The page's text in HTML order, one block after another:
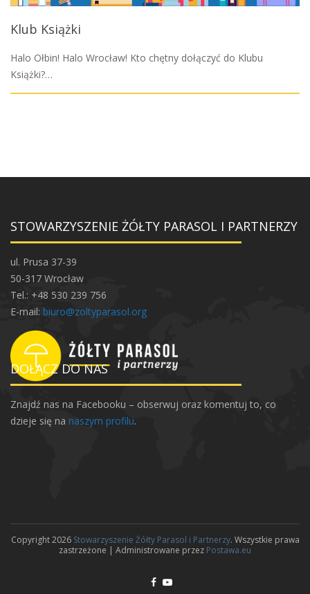
Klub Książki
Halo Ołbin! Halo Wrocław! Kto chętny dołączyć do Klubu
Książki?…
STOWARZYSZENIE ŻÓŁTY PARASOL I PARTNERZY
ul. Prusa 37-39
50-317 Wrocław
Tel.: +48 530 239 756
E-mail: biuro@zoltyparasol.org
DOŁĄCZ DO NAS
Znajdź nas na Facebooku – obserwuj oraz komentuj to, co
dzieje się na naszym profilu.
Copyright 2026 Stowarzyszenie Żółty Parasol i Partnerzy. Wszystkie prawa
zastrzeżone | Administrowane przez Postawa.eu
F
Y